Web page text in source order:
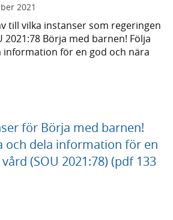
2021
till vilka instanser som regeringen
Börja med barnen! Följa
information för en god och nära
för Börja med barnen!
och dela information för en
(SOU 2021:78) (pdf 133